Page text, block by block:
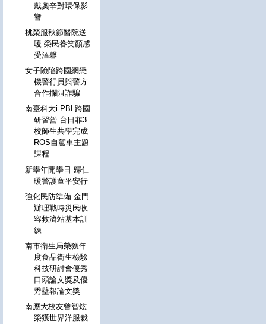
戴奧辛對環保影
響
桃榮服秋節醫院送
暖 榮民眷笑顏感
受溫馨
女子險陷跨國網戀
機警行員與警方
合作攔阻詐騙
南臺科大i-PBL跨國
研習營 台日菲3
校師生共學完成
ROS自駕車主題
課程
新學年開學日 歸仁
暖警護童平安行
強化民防準備 金門
辦理戰時災民收
容救濟站基本訓
練
南市衛生局榮獲年
度食品衛生檢驗
科技研討會優秀
口頭論文獎及優
秀壁報論文獎
南應大校友曾智炫
榮獲世界洋服裁